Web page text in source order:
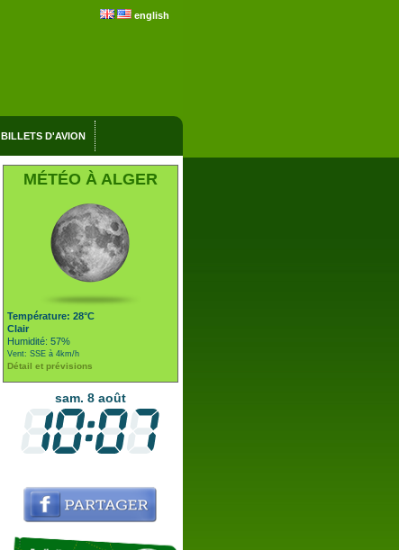
english
BILLETS D'AVION
MÉTÉO À ALGER
Température: 28°C
Clair
Humidité: 57%
Vent: SSE à 4km/h
Détail et prévisions
sam. 8 août